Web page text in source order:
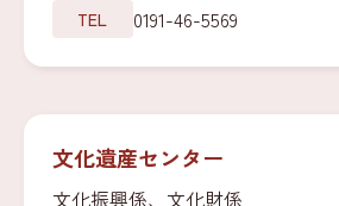
TEL 0191-46-5569
文化遺産センター
文化振興係、文化財係